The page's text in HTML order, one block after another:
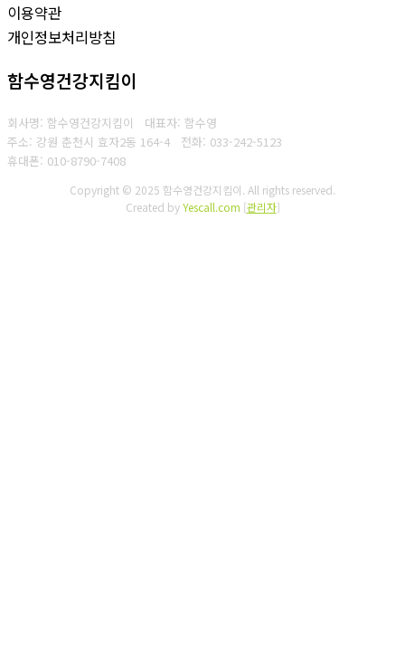
이용약관
개인정보처리방침
함수영건강지킴이
회사명: 함수영건강지킴이 대표자: 함수영
주소: 강원 춘천시 효자2동 164-4 전화: 033-242-5123
휴대폰: 010-8790-7408
Copyright © 2025 함수영건강지킴이. All rights reserved.
Created byYescall.com [관리자]